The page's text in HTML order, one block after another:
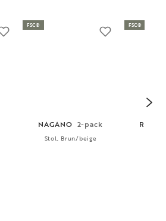
NAGANO 2-pack
Stol, Brun/beige
FSC® FSC®